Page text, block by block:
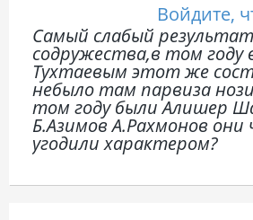
Войдите,
Самый слабый
содружества,в том году
Тухтаевым этот же
небыло там парвиза
том году были Алишер
Б.Азимов А.Рахмонов они
угодили характером?